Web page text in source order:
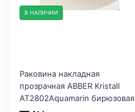
В НАЛИЧИИ
Раковина накладная
прозрачная ABBER Kristall
AT2802Aquamarin бирюзовая